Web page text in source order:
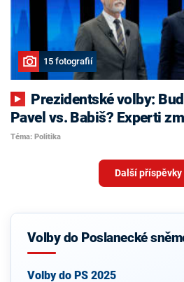
15 fotografií
Pavel vs. Babiš? Experti
Téma: Politika
Další příspěvky
Volby do Poslanecké
Volby do PS 2025